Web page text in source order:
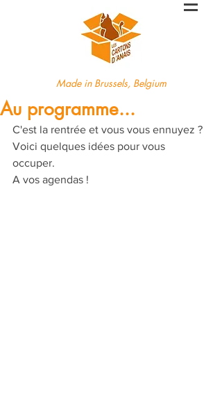
Made in Brussels, Belgium
Au programme...
C'est la rentrée et vous vous ennuyez ?
Voici quelques idées pour vous
occuper.
A vos agendas !